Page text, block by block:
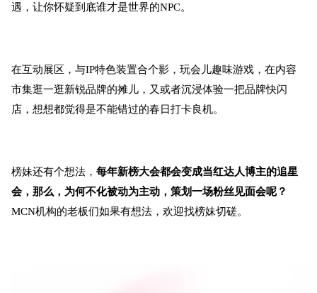
遇，让你怀疑到底谁才是世界的NPC。
在互动展区，与IP特色装置合个影，玩会儿趣味游戏，在内容
市集逛一逛新锐品牌的摊儿，又或者沉浸体验一把品牌快闪
店，想想都觉得是不能错过的春日打卡良机。
榜妹还有个想法， 每年新榜大会都会变成当红达人博主的追星
会，那么，为何不化被动为主动，策划一场粉丝见面会呢？
MCN机构的老板们如果有想法，欢迎找榜妹切磋。